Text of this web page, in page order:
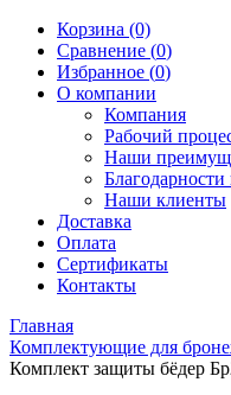
Корзина (0)
Сравнение (0)
Избранное (0)
О компании
Компания
Рабочий
Наши
Благодарности
Наши клиенты
Доставка
Оплата
Сертификаты
Контакты
Главная
Комплектующие для
Комплект защиты бёдер